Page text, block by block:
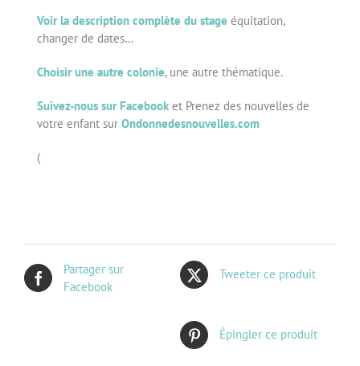
Voir la description complète du stage équitation,
changer de dates…
Choisir une autre colonie, une autre thématique.
Suivez-nous sur Facebook et Prenez des nouvelles de
votre enfant sur Ondonnedesnouvelles.com
(
Partager sur
Facebook
Tweeter ce produit
Épingler ce produit